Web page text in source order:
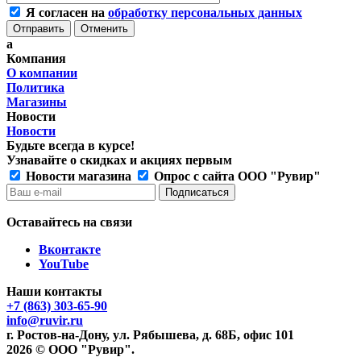
Я согласен на обработку персональных данных
Отменить
a
Компания
О компании
Политика
Магазины
Новости
Новости
Будьте всегда в курсе!
Узнавайте о скидках и акциях первым
Новости магазина
Опрос с сайта ООО "Рувир"
Оставайтесь на связи
Вконтакте
YouTube
Наши контакты
+7 (863) 303-65-90
info@ruvir.ru
г. Ростов-на-Дону, ул. Рябышева, д. 68Б, офис 101
2026 © ООО "Рувир".